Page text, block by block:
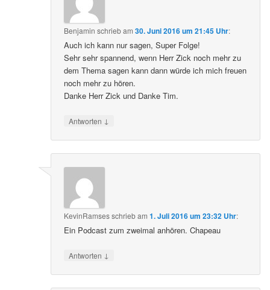
Benjamin schriebam30. Juni 2016 um 21:45 Uhr:
Auch ich kann nur sagen, Super Folge!
Sehr sehr spannend, wenn Herr Zick noch mehr zu
dem Thema sagen kann dann würde ich mich freuen
noch mehr zu hören.
Danke Herr Zick und Danke Tim.
Antworten ↓
KevinRamsesschriebam1. Juli 2016 um 23:32 Uhr:
Ein Podcast zum zweimal anhören. Chapeau
Antworten ↓